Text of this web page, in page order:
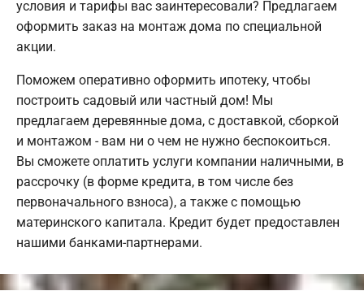
условия и тарифы вас заинтересовали? Предлагаем
оформить заказ на монтаж дома по специальной
акции.
Поможем оперативно оформить ипотеку, чтобы
построить садовый или частный дом! Мы
предлагаем деревянные дома, с доставкой, сборкой
и монтажом - вам ни о чем не нужно беспокоиться.
Вы сможете оплатить услуги компании наличными, в
рассрочку (в форме кредита, в том числе без
первоначального взноса), а также с помощью
материнского капитала. Кредит будет предоставлен
нашими банками-партнерами.